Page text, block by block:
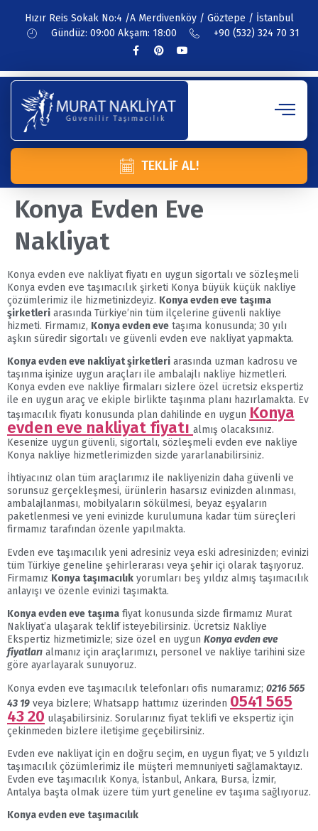
Hızır Reis Sokak No:4 /A Merdivenköy / Göztepe / İstanbul
Gündüz: 09:00 Akşam: 18:00
+90 (532) 324 70 31
TEKLIF AL!
Konya Evden Eve
Nakliyat
Konya evden eve nakliyat fiyatı en uygun sigortalı ve sözleşmeli
Konya evden eve taşımacılık şirketi Konya büyük küçük nakliye
çözümlerimiz ile hizmetinizdeyiz. Konya evden eve taşıma
şirketleri arasında Türkiye’nin tüm ilçelerine güvenli nakliye
hizmeti. Firmamız, Konya evden eve taşıma konusunda; 30 yılı
aşkın süredir sigortalı ve güvenli evden eve nakliyat yapmakta.
Konya evden eve nakliyat şirketleri arasında uzman kadrosu ve
taşınma işinize uygun araçları ile ambalajlı nakliye hizmetleri.
Konya evden eve nakliye firmaları sizlere özel ücretsiz ekspertiz
ile en uygun araç ve ekiple birlikte taşınma planı hazırlamakta. Ev
taşımacılık fiyatı konusunda plan dahilinde en uygun Konya
evden eve nakliyat fiyatı almış olacaksınız.
Kesenize uygun güvenli, sigortalı, sözleşmeli evden eve nakliye
Konya nakliye hizmetlerimizden sizde yararlanabilirsiniz.
İhtiyacınız olan tüm araçlarımız ile nakliyenizin daha güvenli ve
sorunsuz gerçekleşmesi, ürünlerin hasarsız evinizden alınması,
ambalajlanması, mobilyaların sökülmesi, beyaz eşyaların
paketlenmesi ve yeni evinizde kurulumuna kadar tüm süreçleri
firmamız tarafından özenle yapılmakta.
Evden eve taşımacılık yeni adresiniz veya eski adresinizden; evinizi
tüm Türkiye geneline şehirlerarası veya şehir içi olarak taşıyoruz.
Firmamız Konya taşımacılık yorumları beş yıldız almış taşımacılık
anlayışı ve özenle evinizi taşımakta.
Konya evden eve taşıma fiyat konusunda sizde firmamız Murat
Nakliyat’a ulaşarak teklif isteyebilirsiniz. Ücretsiz Nakliye
Ekspertiz hizmetimizle; size özel en uygun Konya evden eve
fiyatları almanız için araçlarımızı, personel ve nakliye tarihini size
göre ayarlayarak sunuyoruz.
Konya evden eve taşımacılık telefonları ofis numaramız; 0216 565
43 19 veya bizlere; Whatsapp hattımız üzerinden 0541 565
43 20 ulaşabilirsiniz. Sorularınız fiyat teklifi ve ekspertiz için
çekinmeden bizlere iletişime geçebilirsiniz.
Evden eve nakliyat için en doğru seçim, en uygun fiyat; ve 5 yıldızlı
taşımacılık çözümlerimiz ile müşteri memnuniyeti sağlamaktayız.
Evden eve taşımacılık Konya, İstanbul, Ankara, Bursa, İzmir,
Antalya başta olmak üzere tüm yurt geneline ev taşıma sağlıyoruz.
Konya evden eve taşımacılık